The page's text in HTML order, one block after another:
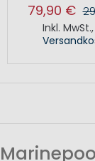
79,90 €
Inkl. MwSt.,